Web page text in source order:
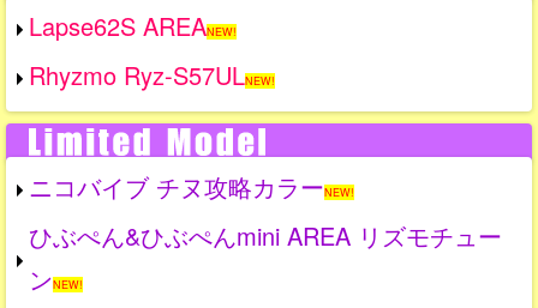
Lapse62S AREANEW!
Rhyzmo Ryz-S57ULNEW!
ニコバイブ チヌ攻略カラーNEW!
ひぶぺん&ひぶぺんmini AREA リズモチュー
ンNEW!